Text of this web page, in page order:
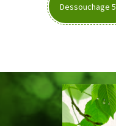
Dessouchage